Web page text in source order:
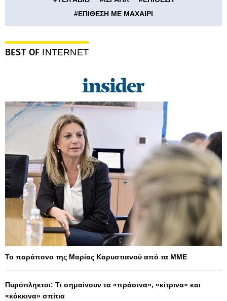
#ΕΠΙΘΕΣΗ ΜΕ ΜΑΧΑΙΡΙ
BEST OF INTERNET
Το παράπονο της Μαρίας Καρυστιανού από τα ΜΜΕ
Πυρόπληκτοι: Τι σημαίνουν τα «πράσινα», «κίτρινα» και
«κόκκινα» σπίτια